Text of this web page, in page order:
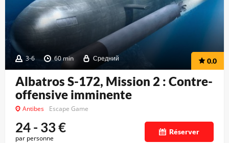
3-6 60 min Средний 0.0
Albatros S-172, Mission 2 : Contre-
offensive imminente
Antibes Escape Game
24 - 33€
par personne
Réserver